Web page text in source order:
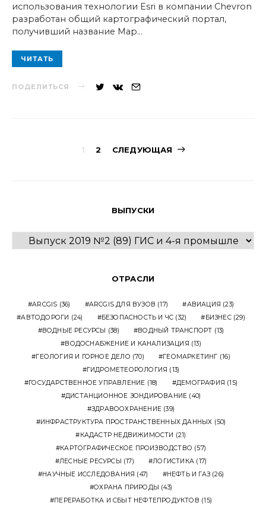
использования технологии Esri в компании Chevron
разработан общий картографический портал,
получивший название Map…
ЧИТАТЬ
ПОДЕЛИТЬСЯ
Навигация
1 2 СЛЕДУЮЩАЯ
ВЫПУСКИ
ВЫПУСКИ
ОТРАСЛИ
ARCGIS (36) ARCGIS ДЛЯ ВУЗОВ (17) АВИАЦИЯ (23)
АВТОДОРОГИ (24) БЕЗОПАСНОСТЬ И ЧС (32) БИЗНЕС(29)
ВОДНЫЕ РЕСУРСЫ (38) ВОДНЫЙ ТРАНСПОРТ (13)
ВОДОСНАБЖЕНИЕ И КАНАЛИЗАЦИЯ (13)
ГЕОЛОГИЯ И ГОРНОЕ ДЕЛО (70) ГЕОМАРКЕТИНГ (16)
ГИДРОМЕТЕОРОЛОГИЯ (13)
ГОСУДАРСТВЕННОЕ УПРАВЛЕНИЕ (18) ДЕМОГРАФИЯ (15)
ДИСТАНЦИОННОЕ ЗОНДИРОВАНИЕ (40)
ЗДРАВООХРАНЕНИЕ (39)
ИНФРАСТРУКТУРА ПРОСТРАНСТВЕННЫХ ДАННЫХ (50)
КАДАСТР НЕДВИЖИМОСТИ (21)
КАРТОГРАФИЧЕСКОЕ ПРОИЗВОДСТВО (57)
ЛЕСНЫЕ РЕСУРСЫ (17) ЛОГИСТИКА (17)
НАУЧНЫЕ ИССЛЕДОВАНИЯ (47) НЕФТЬ И ГАЗ(26)
ОХРАНА ПРИРОДЫ (43)
ПЕРЕРАБОТКА И СБЫТ НЕФТЕПРОДУКТОВ (15)